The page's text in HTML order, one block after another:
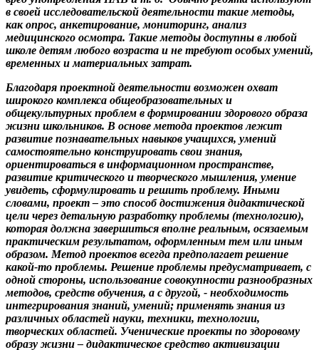
в своей исследовательской деятельности такие методы,
как опрос, анкетирование, мониторинг, анализ
медицинского осмотра. Такие методы доступны в любой
школе детям любого возраста и не требуют особых умений,
временных и материальных затрат.
Благодаря проектной деятельности возможен охват
широкого комплекса общеобразовательных и
общекультурных проблем в формировании здорового образа
жизни школьников. В основе метода проектов лежит
развитие познавательных навыков учащихся, умений
самостоятельно конструировать свои знания,
ориентироваться в информационном пространстве,
развитие критического и творческого мышления, умение
увидеть, сформулировать и решить проблему. Иными
словами, проект – это способ достижения дидактической
цели через детальную разработку проблемы (технологию),
которая должна завершиться вполне реальным, осязаемым
практическим результатом, оформленным тем или иным
образом. Метод проектов всегда предполагает решение
какой-то проблемы. Решение проблемы предусматривает, с
одной стороны, использование совокупности разнообразных
методов, средств обучения, а с другой, - необходимость
интегрирования знаний, умений; применять знания из
различных областей науки, техники, технологии,
творческих областей. Ученические проекты по здоровому
образу жизни – дидактическое средство активизации